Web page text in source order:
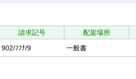
請求記号 配架場所
902/ﾌﾌﾅ/9 一般書